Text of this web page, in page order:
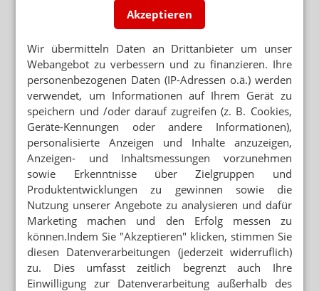
Akzeptieren
Wir übermitteln Daten an Drittanbieter um unser
Webangebot zu verbessern und zu finanzieren. Ihre
personenbezogenen Daten (IP-Adressen o.ä.) werden
verwendet, um Informationen auf Ihrem Gerät zu
speichern und /oder darauf zugreifen (z. B. Cookies,
Geräte-Kennungen oder andere Informationen),
personalisierte Anzeigen und Inhalte anzuzeigen,
Anzeigen- und Inhaltsmessungen vorzunehmen
sowie Erkenntnisse über Zielgruppen und
Produktentwicklungen zu gewinnen sowie die
Nutzung unserer Angebote zu analysieren und dafür
Marketing machen und den Erfolg messen zu
können.Indem Sie "Akzeptieren" klicken, stimmen Sie
diesen Datenverarbeitungen (jederzeit widerruflich)
zu. Dies umfasst zeitlich begrenzt auch Ihre
Einwilligung zur Datenverarbeitung außerhalb des
VIDEOÜBERWACHUNG
Apotheker setzt fünf Kameras durch
STRAFPROZESS
Filialleiter soll BtM geklaut haben
DIEBSTAHL
Aus Liebe: Angestellte klaut 14.000 Euro
„SOLL ICH FÜR DICH INS GEFÄNGNIS GEHEN?“
Eine PTA, ihre Affäre und der leere
Apothekentresor
HAMBURG
Warnung: PTA bestiehlt „Danke“-Apotheker